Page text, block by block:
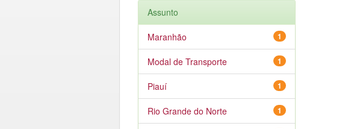
Assunto
1
Maranhão
1
Modal de Transporte
1
Piauí
1
Rio Grande do Norte